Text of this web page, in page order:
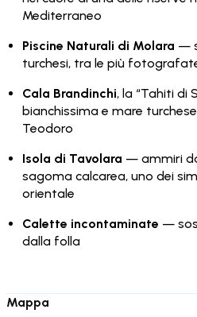
Mediterraneo
Piscine Naturali di Molara —
turchesi, tra le più
Cala Brandinchi, la “Tahiti di
bianchissima e mare
Teodoro
Isola di Tavolara — ammiri
sagoma calcarea, uno dei
orientale
Calette incontaminate —
dalla folla
Mappa